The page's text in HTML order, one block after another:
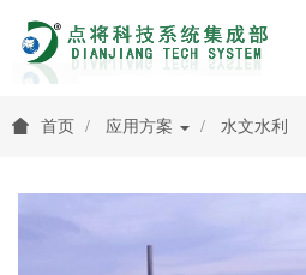
首页 应用方案 水文水利